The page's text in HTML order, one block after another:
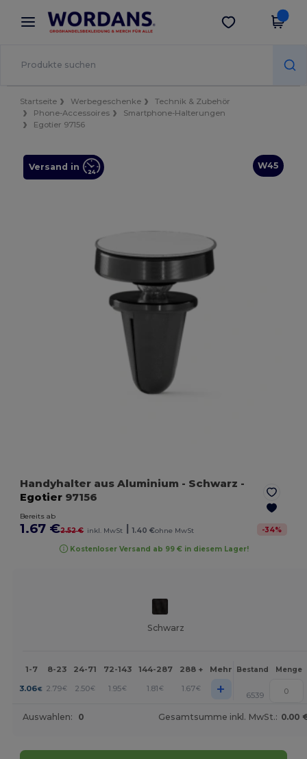
× Wordans App
Bessere Preise in der App!
App holen
Startseite Werbegeschenke
Technik & Zubehör
Phone-Accessoires
Smartphone-Halterungen
Egotier 97156
W45
Versand in
Handyhalter aus Aluminium - Schwarz -
Egotier 97156
Bereits ab
1.67 €2.52 € inkl. MwSt | 1.40 €ohne MwSt -34%
Kostenloser Versand ab 99 € in diesem Lager!
Schwarz
1-7 8-23 24-71 72-143 144-287 288 + Mehr Bestand Menge
3.06€ 2.79€ 2.50€ 1.95€ 1.81 € 1.67€ + 6539
Auswahlen: 0 Gesamtsumme inkl. MwSt.: 0.00